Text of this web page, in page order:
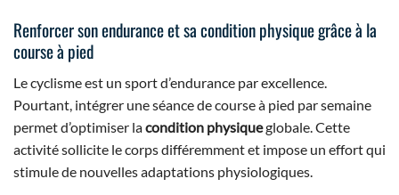
Renforcer son endurance et sa condition physique grâce à la
course à pied
Le cyclisme est un sport d’endurance par excellence.
Pourtant, intégrer une séance de course à pied par semaine
permet d’optimiser lacondition physiqueglobale. Cette
activité sollicite le corps différemment et impose un effort qui
stimule de nouvelles adaptations physiologiques.